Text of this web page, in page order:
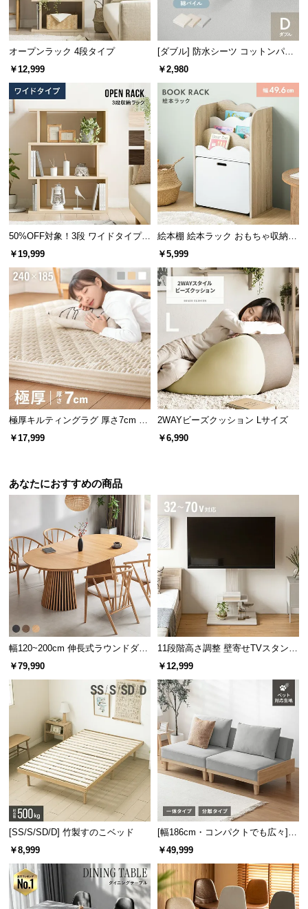
に
つ
い
て
品・
ャ
ン
セ
ル
に
つ
て
保
証
に
つ
い
て
会
員
規
つ
お
ー
ト
ら
せ
ブ
ロ
グ
企
業
厚み 約2.5cm
アイディア次第で使い方いろいろ
使い勝手の良いサイズ感のため、アイディア次第で
す。
ディスプレイラックとして
シンプルに区切られた棚には、お気に入りの小物や
雑誌などを綺麗に魅せて収納できます。
ゆったり幅で収納力抜群
棚板の横幅は約52cmと広く設計されているため、雑
誌や本などたっぷりゆったりと収納できます。
横幅 奥行き
約52㎝ 約32㎝
オープンラック 4段タイプ
￥12,999
[ダブル] 防水シーツ コットンパイ
ル
￥2,980
50%OFF対象！3段 ワイドタイプ
オープンラック
￥19,999
絵本棚 絵本ラック おもちゃ収納
絵本本棚
￥5,999
極厚キルティングラグ 厚さ7cm 24
0×185cm
￥17,999
2WAYビーズクッション Lサイズ
￥6,990
あなたにおすすめの商品
幅120~200cm 伸長式ラウンドダイ
ニングテーブル 6人掛け 天然木突
￥79,990
11段階高さ調整 壁寄せTVスタンド
キャスター付き 上下左右角度調節
￥12,999
[SS/S/SD/D] 竹製すのこベッド
￥8,999
[幅186cm・コンパクトでも広々] 3
人掛けソファベッド リクライニン
￥49,999